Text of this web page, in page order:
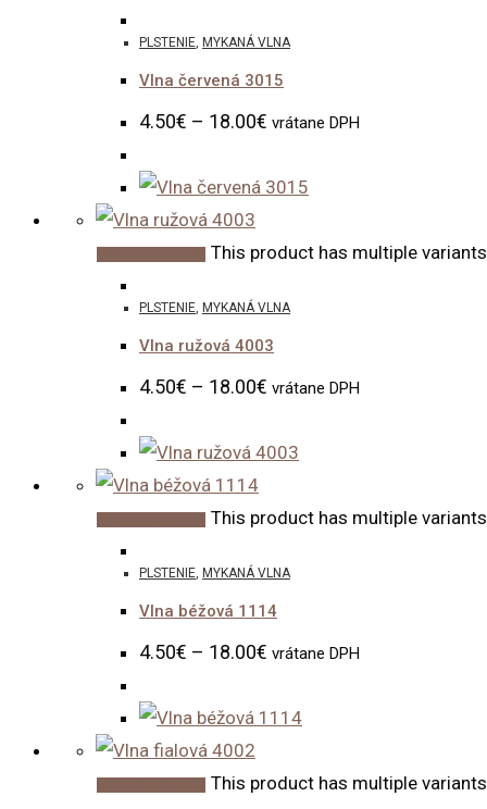
PLSTENIE, MYKANÁ VLNA
Vlna červená 3015
4.50€ – 18.00€ vrátane DPH
This product has multiple
PLSTENIE, MYKANÁ VLNA
Vlna ružová 4003
4.50€ – 18.00€ vrátane DPH
This product has multiple
PLSTENIE, MYKANÁ VLNA
Vlna béžová 1114
4.50€ – 18.00€ vrátane DPH
This product has multiple